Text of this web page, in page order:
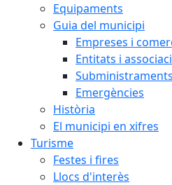
Equipaments
Guia del municipi
Empreses i
Entitats i
Subministraments
Emergències
Història
El municipi en xifres
Turisme
Festes i fires
Llocs d'interès